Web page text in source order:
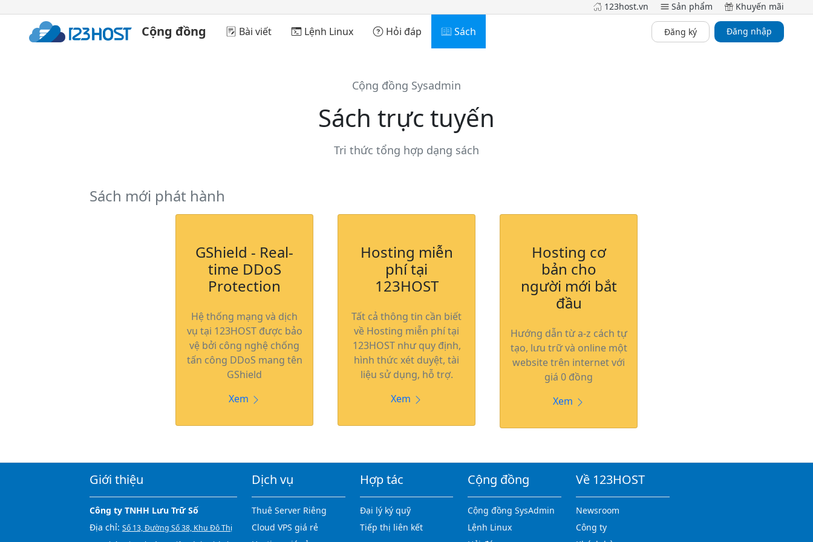
123host.vn Sản phẩm Khuyến mãi
Cộng đồng Bài viết Lệnh Linux Hỏi đáp Sách Đăng ký Đăng nhập
Cộng đồng Sysadmin
Sách trực tuyến
Tri thức tổng hợp dạng sách
Sách mới phát hành
GShield - Real-
time DDoS
Protection
Hệ thống mạng và dịch
vụ tại 123HOST được bảo
vệ bởi công nghệ chống
tấn công DDoS mang tên
GShield
Xem
Hosting miễn
phí tại
123HOST
Tất cả thông tin cần biết
về Hosting miễn phí tại
123HOST như quy định,
hình thức xét duyệt, tài
liệu sử dụng, hỗ trợ.
Xem
Hosting cơ
bản cho
người mới bắt
đầu
Hướng dẫn từ a-z cách tự
tạo, lưu trữ và online một
website trên internet với
giá 0 đồng
Xem
Giới thiệu
Công ty TNHH Lưu Trữ Số
Địa chỉ: Số 13, Đường Số 38, Khu Đô Thị
Dịch vụ
Thuê Server Riêng
Cloud VPS giá rẻ
Hợp tác
Đại lý ký quỹ
Tiếp thị liên kết
Cộng đồng
Cộng đồng SysAdmin
Lệnh Linux
Về 123HOST
Newsroom
Công ty